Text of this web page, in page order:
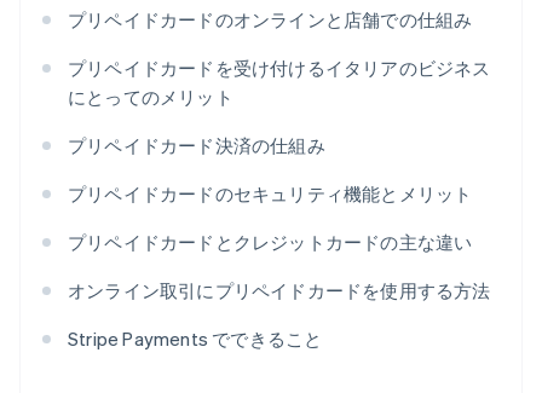
プリペイドカードのオンラインと店舗での仕組み
プリペイドカードを受け付けるイタリアのビジネス
にとってのメリット
プリペイドカード決済の仕組み
プリペイドカードのセキュリティ機能とメリット
プリペイドカードとクレジットカードの主な違い
オンライン取引にプリペイドカードを使用する方法
Stripe Payments でできること